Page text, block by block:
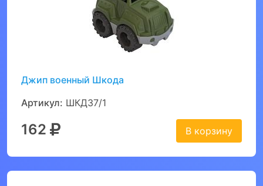
Джип военный Шкода
Артикул: ШКД37/1
162 В корзину